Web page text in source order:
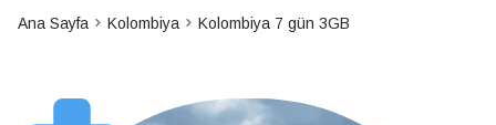
Ana Sayfa Kolombiya Kolombiya 7 gün 3GB